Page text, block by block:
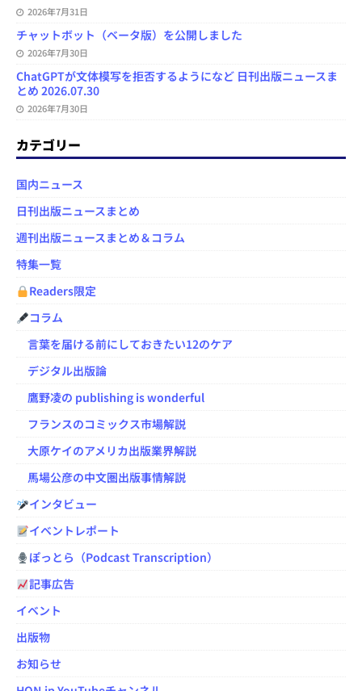
2026年7月31日
チャットボット（ベータ版）を公開しました
2026年7月30日
ChatGPTが文体模写を拒否するようになど 日刊出版ニュースま
とめ 2026.07.30
2026年7月30日
カテゴリー
国内ニュース
日刊出版ニュースまとめ
週刊出版ニュースまとめ＆コラム
特集一覧
Readers限定
コラム
言葉を届ける前にしておきたい12のケア
デジタル出版論
鷹野凌の publishing is wonderful
フランスのコミックス市場解説
大原ケイのアメリカ出版業界解説
馬場公彦の中文圏出版事情解説
インタビュー
イベントレポート
ぽっとら（Podcast Transcription）
記事広告
イベント
出版物
お知らせ